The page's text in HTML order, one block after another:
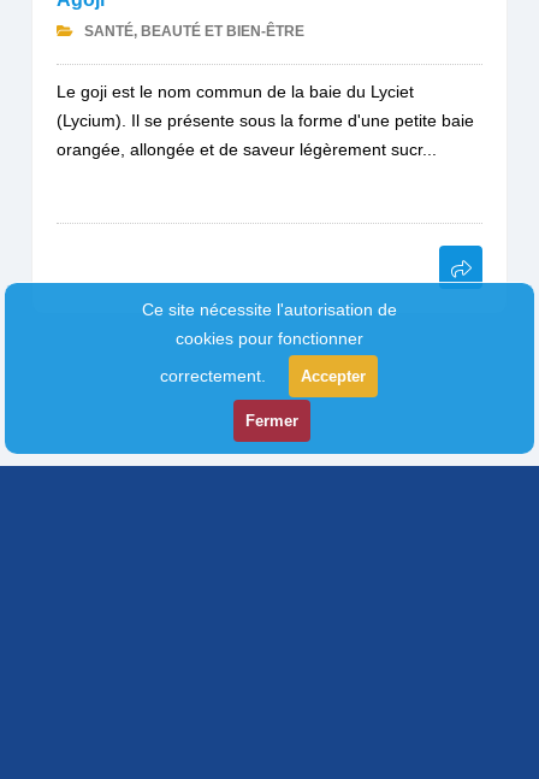
SANTÉ, BEAUTÉ ET BIEN-ÊTRE
Le goji est le nom commun de la baie du Lyciet
(Lycium). Il se présente sous la forme d'une petite baie
orangée, allongée et de saveur légèrement sucr...
Ce site nécessite l'autorisation de
cookies pour fonctionner
correctement.
Accepter
Fermer